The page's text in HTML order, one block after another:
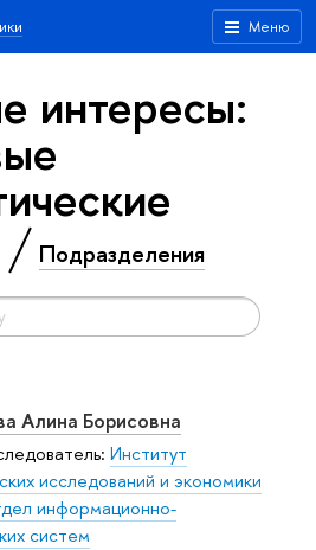
Меню
интересы:
Подразделения
Алина Борисовна
Институт
исследований и экономики
информационно-
систем